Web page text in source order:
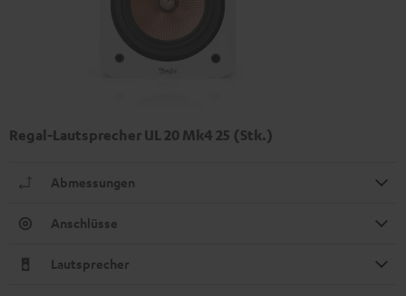
Regal-Lautsprecher UL 20 Mk4 25 (Stk.)
Abmessungen
Anschlüsse
Lautsprecher